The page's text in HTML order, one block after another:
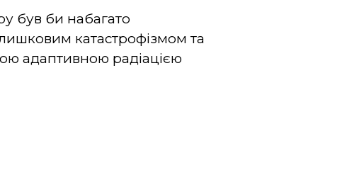
був би набагато
катастрофізмом та
адаптивною радіацією